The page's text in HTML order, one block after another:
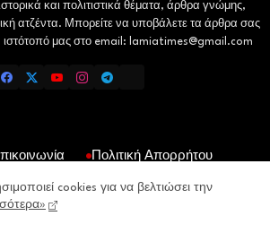
και πολιτιστικά θέματα, άρθρα γνώμης,
ατζέντα. Μπορείτε να υποβάλετε τα άρθρα σας
ιστότοπό μας στο email: lamiatimes@gmail.com
Πολιτική Απορρήτου
cookies για να βελτιώσει την